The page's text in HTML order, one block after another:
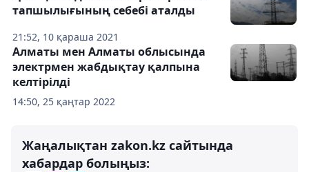
21:52, 10 қараша 2021
тапшылығының себебі аталды
14:50, 25 қаңтар 2022
Алматы мен Алматы облысында
электрмен жабдықтау қалпына
келтірілді
Жаңалықтан zakon.kz сайтында
хабардар болыңыз: